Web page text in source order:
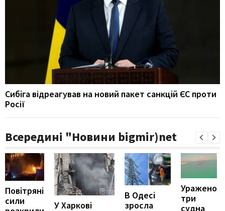
Сибіга відреагував на новий пакет санкцій ЄС проти
Росії
Всередині "Новини bigmir)net
Повітряні
сили
У Харкові
В Одесі
зросла
Уражено
три
судна